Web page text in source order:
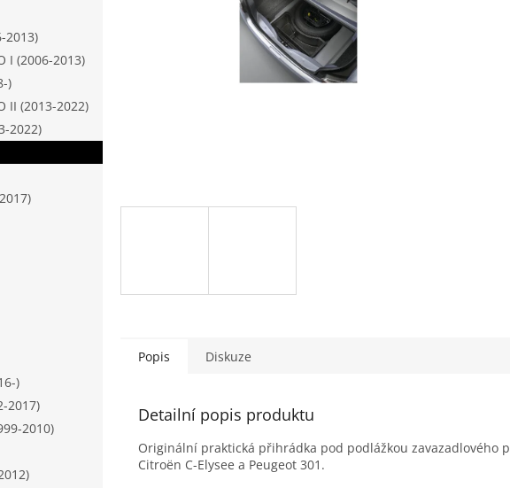
2013)
I (2006-2013)
)
II (2013-2022)
2022)
)
2017)
2010)
Popis Diskuze
Detailní popis produktu
Originální praktická přihrádka pod podlážkou zavazadlového
Citroën C-Elysee a Peugeot 301.